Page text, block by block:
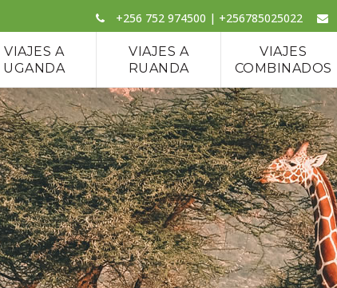
+256 752 974500 | +256785025022
VIAJES A
UGANDA
VIAJES A
RUANDA
VIAJES
COMBINADOS